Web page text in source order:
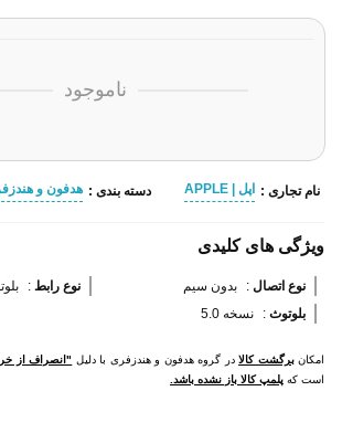
ناموجود
نام تجاری : اپل | APPLE دسته بندی : هدفون و
ویژگی های کلیدی
نوع اتصال : بدون سیم نوع رابط :
بلوتوث : نسخه 5.0
امکانبرگشت کالادر گروه هدفون و هندزفری با دلیل "انصراف از
است که پلمپ کالا باز نشده باشد.